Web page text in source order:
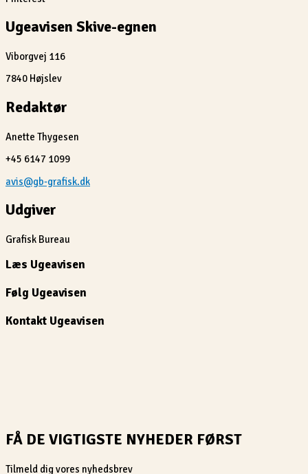
Ugeavisen Skive-egnen
Viborgvej 116
7840 Højslev
Redaktør
Anette Thygesen
+45 6147 1099
avis@gb-grafisk.dk
Udgiver
Grafisk Bureau
Læs Ugeavisen
Følg Ugeavisen
Kontakt Ugeavisen
FÅ DE VIGTIGSTE NYHEDER FØRST
Tilmeld dig vores nyhedsbrev